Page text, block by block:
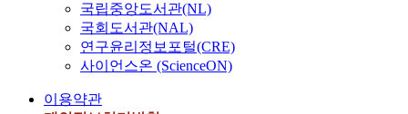
국립중앙도서관(NL)
국회도서관(NAL)
연구윤리정보포털(CRE)
사이언스온 (ScienceON)
이용약관